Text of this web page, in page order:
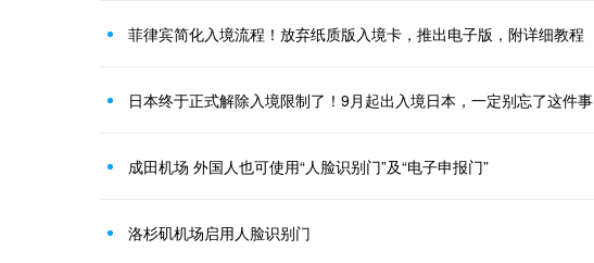
菲律宾简化入境流程！放弃纸质版入境卡，推出电子版，附详细教程
日本终于正式解除入境限制了！9月起出入境日本，一定别忘了这件事
成田机场 外国人也可使用“人脸识别门”及“电子申报门”
洛杉矶机场启用人脸识别门